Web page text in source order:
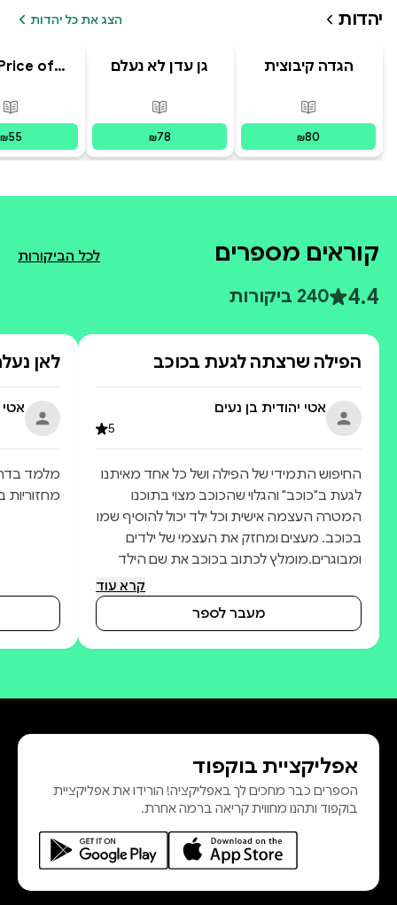
יהדות הצג את כל יהדות
הגדה קיבוצית
פורמטים זמינים
מודפס
₪80
גן עדן לא נעלם
פורמטים זמינים מודפס
₪78
of
Chaos
₪55
קוראים מספרים לכל הביקורות
4.4 240 ביקורות
הפילה שרצתה לגעת בכוכב
אטי יהודית בן נעים
5
החיפוש התמידי של הפילה ושל כל אחד מאיתנו
לגעת ב"כוכב" והגלוי שהכוכב מצוי בתוכנו
המטרה העצמה אישית וכל ילד יכול להוסיף שמו
בכוכב. מעצים ומחזק את העצמי של ילדים
ומבוגרים.מומלץ לכתוב בכוכב את שם הילד
ובכוכב ליד את שם ההורה או המבוגר שקורא.
קרא עוד
מעבר לספר
לאן
אטי
מלמד
מחזוריות
אפליקציית בוקפוד
הספרים כבר מחכים לך באפליקציה! הורידו את אפליקציית
בוקפוד ותהנו מחווית קריאה ברמה אחרת.